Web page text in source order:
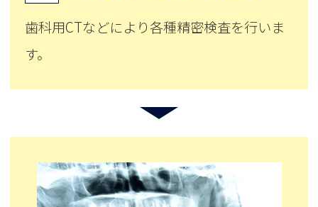
歯科用CTなどにより各種精密検査を行いま
す。